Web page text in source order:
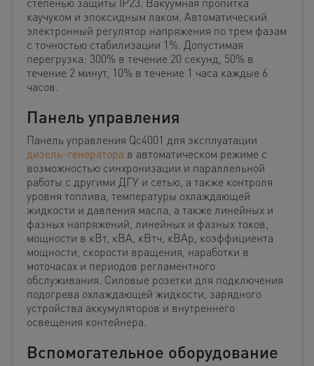
каучуком и эпоксидным лаком. Автоматический
электронный регулятор напряжения по трем фазам
с точностью стабилизации 1%. Допустимая
перегрузка: 300% в течение 20 секунд, 50% в
течение 2 минут, 10% в течение 1 часа каждые 6
часов.
Панель управления
Панель управления Qc4001 для эксплуатации
дизель-генератора в автоматическом режиме с
возможностью синхронизации и параллельной
работы с другими ДГУ и сетью, а также контроля
уровня топлива, температуры охлаждающей
жидкости и давления масла, а также линейных и
фазных напряжений, линейных и фазных токов,
мощности в кВт, кВА, кВтч, кВАр, коэффициента
мощности, скорости вращения, наработки в
моточасах и периодов регламентного
обслуживания. Силовые розетки для подключения
подогрева охлаждающей жидкости, зарядного
устройства аккумуляторов и внутреннего
освещения контейнера.
Вспомогательное оборудование